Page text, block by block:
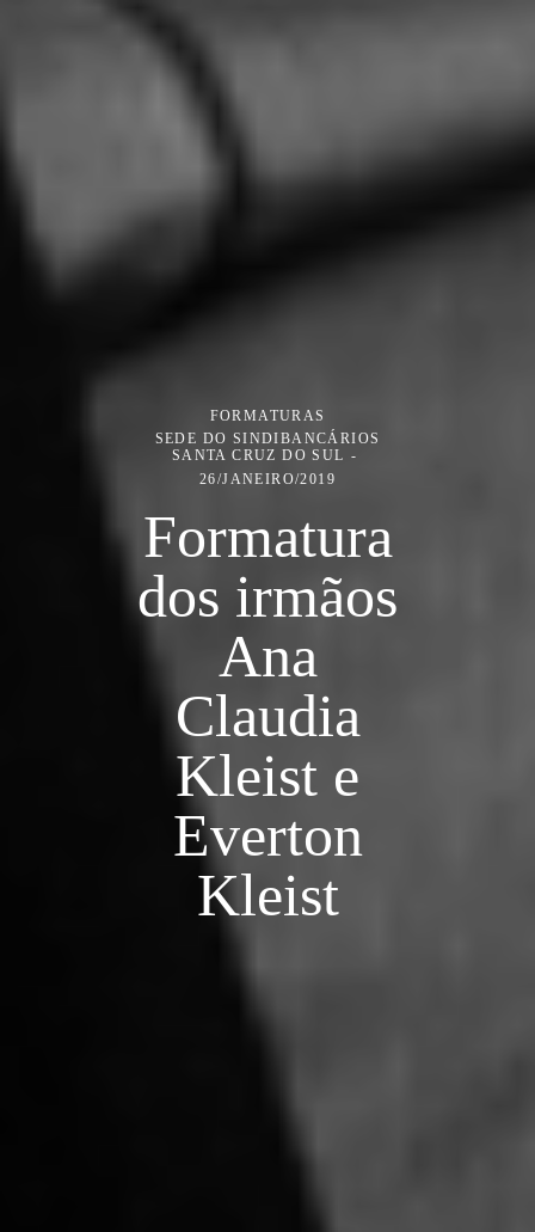
FORMATURAS
SEDE DO SINDIBANCÁRIOS
SANTA CRUZ DO SUL
26/JANEIRO/2019
Formatura
dos irmãos
Ana
Claudia
Kleist e
Everton
Kleist